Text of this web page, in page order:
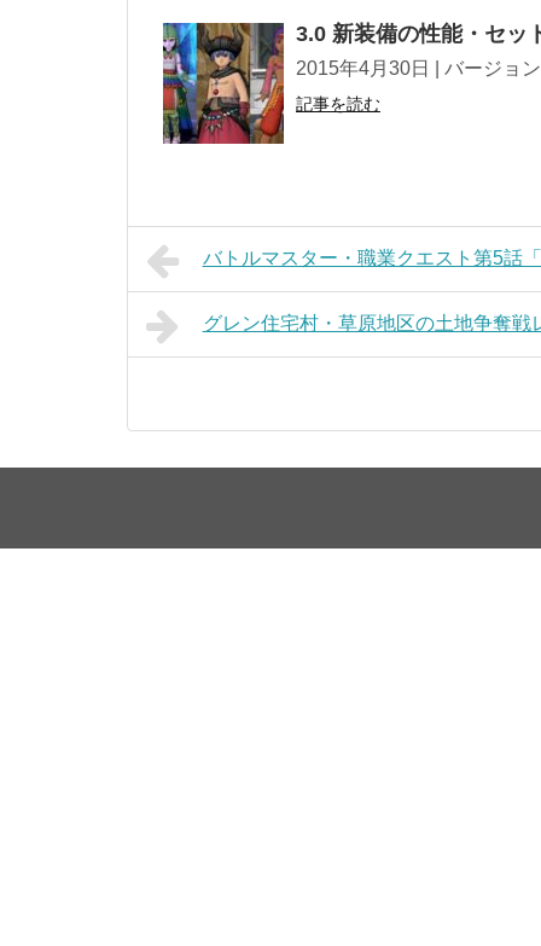
3.0 新装備の性能・セッ
2015年4月30日 | バージョ
記事を読む
バトルマスター・職業クエスト第5話
グレン住宅村・草原地区の土地争奪戦